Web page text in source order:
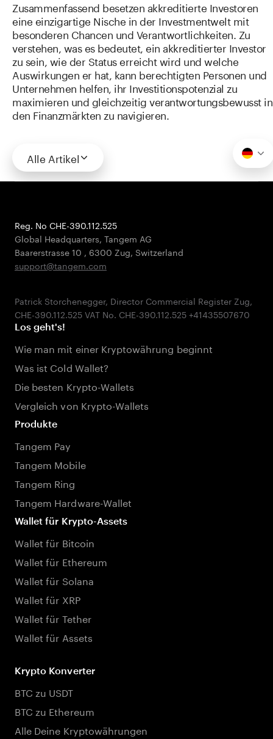
Zusammenfassend besetzen akkreditierte Investoren
eine einzigartige Nische in der Investmentwelt mit
besonderen Chancen und Verantwortlichkeiten. Zu
verstehen, was es bedeutet, ein akkreditierter Investor
zu sein, wie der Status erreicht wird und welche
Auswirkungen er hat, kann berechtigten Personen und
Unternehmen helfen, ihr Investitionspotenzial zu
maximieren und gleichzeitig verantwortungsbewusst in
den Finanzmärkten zu navigieren.
Alle Artikel
Reg. No CHE-390.112.525
Global Headquarters, Tangem AG
Baarerstrasse 10 , 6300 Zug, Switzerland
support@tangem.com
Patrick Storchenegger, Director Commercial Register Zug,
Los geht's!
Wie man mit einer Kryptowährung beginnt
Was ist Cold Wallet?
Die besten Krypto-Wallets
Vergleich von Krypto-Wallets
Produkte
Tangem Pay
Tangem Mobile
Tangem Ring
Tangem Hardware-Wallet
Wallet für Krypto-Assets
Wallet für Bitcoin
Wallet für Ethereum
Wallet für Solana
Wallet für XRP
Wallet für Tether
Wallet für Assets
Krypto Konverter
BTC zu USDT
BTC zu Ethereum
Alle Deine Kryptowährungen